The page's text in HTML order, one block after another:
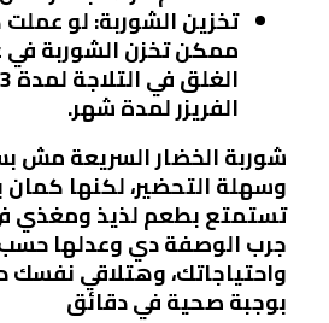
تخزين الشوربة: لو عملت
ممكن تخزن الشوربة
الفريزر لمدة شهر.
شوربة الخضار السريعة مش
وسهلة التحضير، لكنها
تستمتع بطعم لذيذ ومغذي
جرب الوصفة دي وعدلها
واحتياجاتك، وهتلاقي نفسك
بوجبة صحية في دقائق